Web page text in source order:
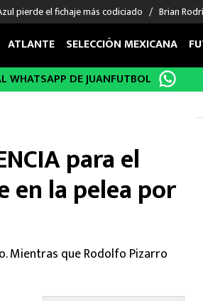
pierde el fichaje más codiciado Brian
FIGURAS
Sergio Ramos
Giorgos Giakoumakis
André Jardine
DEPORTES
NFL
ATLANTE SELECCIÓN MEXICANA
WHATSAPP DE JUANFUTBOL
para el
en la pelea por
Mientras que Rodolfo Pizarro